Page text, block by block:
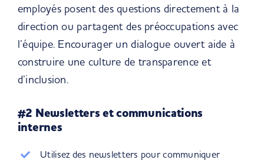
employés posent des questions directement à la
direction ou partagent des préoccupations avec
l’équipe. Encourager un dialogue ouvert aide à
construire une culture de transparence et
d’inclusion.
#2 Newsletters et communications
internes
Utilisez des newsletters pour communiquer